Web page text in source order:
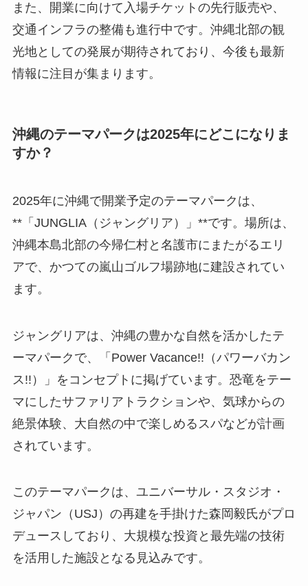
また、開業に向けて入場チケットの先行販売や、
交通インフラの整備も進行中です。沖縄北部の観
光地としての発展が期待されており、今後も最新
情報に注目が集まります。
沖縄のテーマパークは2025年にどこになりま
すか？
2025年に沖縄で開業予定のテーマパークは、
**「JUNGLIA（ジャングリア）」**です。場所は、
沖縄本島北部の今帰仁村と名護市にまたがるエリ
アで、かつての嵐山ゴルフ場跡地に建設されてい
ます。
ジャングリアは、沖縄の豊かな自然を活かしたテ
ーマパークで、「Power Vacance!!（パワーバカン
ス!!）」をコンセプトに掲げています。恐竜をテー
マにしたサファリアトラクションや、気球からの
絶景体験、大自然の中で楽しめるスパなどが計画
されています。
このテーマパークは、ユニバーサル・スタジオ・
ジャパン（USJ）の再建を手掛けた森岡毅氏がプロ
デュースしており、大規模な投資と最先端の技術
を活用した施設となる見込みです。